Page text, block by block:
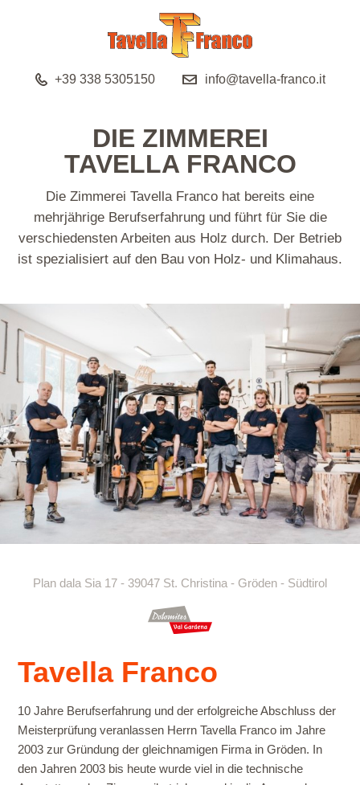
+39 338 5305150 info@tavella-franco.it
DIE ZIMMEREI
TAVELLA FRANCO
Die Zimmerei Tavella Franco hat bereits eine
mehrjährige Berufserfahrung und führt für Sie die
verschiedensten Arbeiten aus Holz durch. Der Betrieb
ist spezialisiert auf den Bau von Holz- und Klimahaus.
Plan dala Sia 17 - 39047 St. Christina - Gröden - Südtirol
Tavella Franco
10 Jahre Berufserfahrung und der erfolgreiche Abschluss der
Meisterprüfung veranlassen Herrn Tavella Franco im Jahre
2003 zur Gründung der gleichnamigen Firma in Gröden. In
den Jahren 2003 bis heute wurde viel in die technische